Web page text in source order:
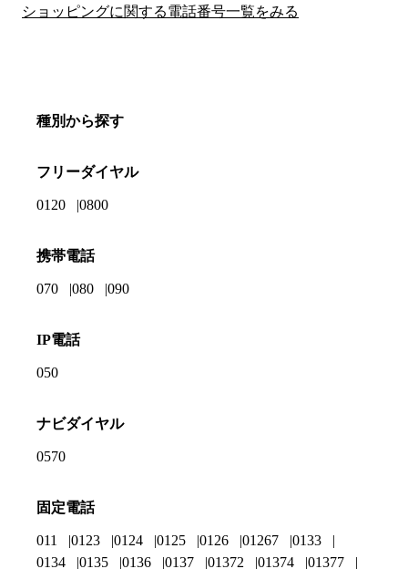
ショッピングに関する電話番号一覧をみる
種別から探す
フリーダイヤル
0120 0800
携帯電話
070 080 090
IP電話
050
ナビダイヤル
0570
固定電話
011 0123 0124 0125 0126 01267
0133
0134
0135 0136 0137 01372 01374
01377